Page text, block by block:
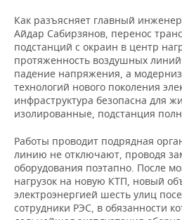
Как разъясняет главный
Айдар Сабирзянов, перенос
подстанций с окраин в центр
протяженность воздушных
падение напряжения, а
технологий нового поколения
инфраструктура безопасна для
изолированные, подстанция
Работы проводит подрядная
линию не отключают, проводя
оборудования поэтапно. После
нагрузок на новую КТП, новый
электроэнергией шесть улиц
сотрудники РЭС, в обязанности